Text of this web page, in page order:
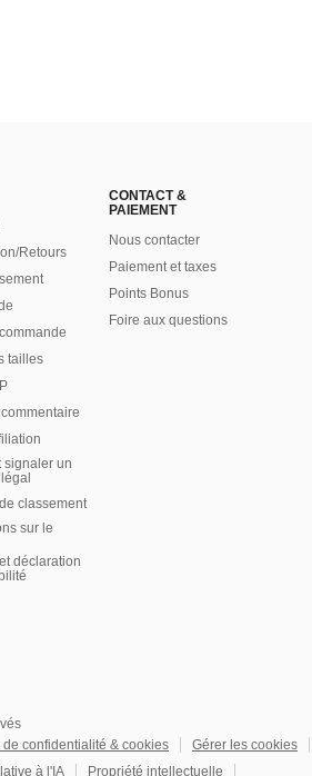
Retours
tailles
signaler un
classement
sur le
déclaration
CONTACT &
PAIEMENT
Nous contacter
Paiement et taxes
Points Bonus
Foire aux questions
de confidentialité & cookies
Gérer les cookies
à l'IA Propriété intellectuelle